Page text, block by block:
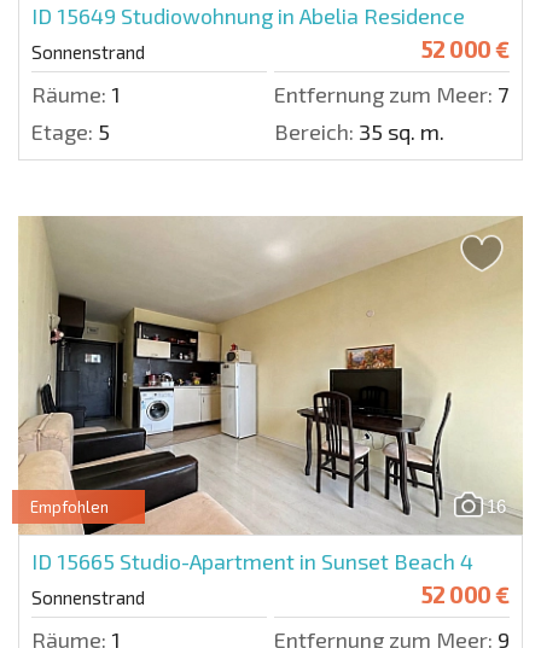
ID 15649 Studiowohnung in Abelia Residence
Sonnenstrand 52 000 €
Räume: 1 Entfernung zum Meer: 700
Etage: 5 Bereich: 35 sq. m.
16
Empfohlen
ID 15665 Studio-Apartment in Sunset Beach 4
Sonnenstrand 52 000 €
Räume: 1 Entfernung zum Meer: 900